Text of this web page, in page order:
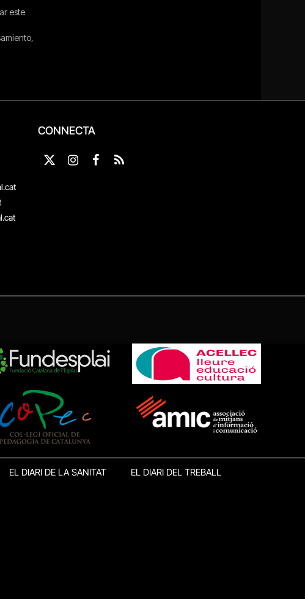
CONNECTA
X
Instagram
Facebook
RSS
EL DIARI DE LA SANITAT EL DIARI DEL TREBALL